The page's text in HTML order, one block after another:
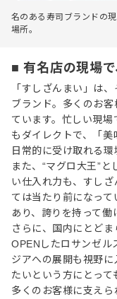
名のある寿司ブランドの
場所。
■ 有名店の現場
「すしざんまい」は
ブランド。多くのお
ています。忙しい現
もダイレクトで、「
日常的に受け取れる環
また、“マグロ大王”
い仕入れ力も、すし
ては当たり前になっ
あり、誇りを持って働
さらに、国内にとど
OPENしたロサンゼル
ジアへの展開も視野
たいという方にとって
多くのお客様に支え